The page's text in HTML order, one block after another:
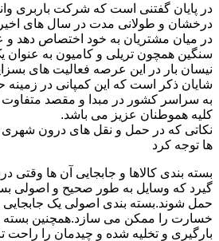
در پایان گفتنی است که شرکت باربری
درخشان و طولانی مدت در سال های اخیر
در میان مشتریان به خود اختصاص دهد و
سنگین همچون تریلی و کامیون به عنوان
نیسان بار در این عرصه فعالیت های
شایان ذکر است که این کمپانی در زمینه
به سراسر کشور در مبدا و مقصد متفاوت
کلیه هموطنان عزیز می باشد.
نکاتی که در حمل و نقل های درون شهری
ها توجه کرد
بسته بندی کالاها و جابجایی آن ها
گیرد که وسایل به طور صحیح و اصولی
حمل شوند.بسته بندی اصولی یک
خسارت را ممکن می سازد.همچنین
بارگیری و تخلیه شده و چیدمان را راحت